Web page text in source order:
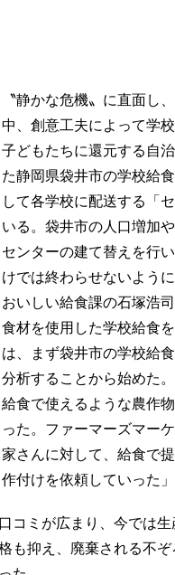
〝静かな危機〟に直面し
中、創意工夫によって学
子どもたちに還元する自
た静岡県袋井市の学校給
して各学校に配送する「
いる。袋井市の人口増加
センターの建て替えを行
けでは終わらせないよう
おいしい給食課の石塚浩
食材を使用した学校給食
は、まず袋井市の学校給
分析することから始めた
給食で使えるような農作
った。ファーマーズマー
家さんに対して、給食で
作付けを依頼していった」
ミが広まり、今では生
も抑え、廃棄される不